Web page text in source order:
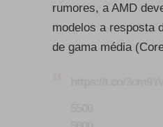
rumores, a AMD
modelos a resposta
de gama média